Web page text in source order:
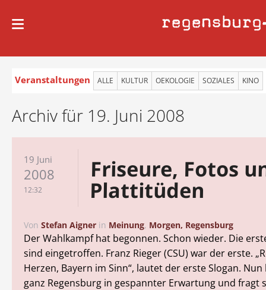
regensburg
Veranstaltungen ALLE KULTUR OEKOLOGIE SOZIALES KINO
Archiv für 19. Juni 2008
19 Juni
2008
12:32
Friseure, Fotos
Plattitüden
Von Stefan Aigner in Meinung, Morgen, Regensburg
Der Wahlkampf hat begonnen. Schon wieder. Die
sind eingetroffen. Franz Rieger (CSU) war der erste.
Herzen, Bayern im Sinn“, lautet der erste Slogan.
ganz Regensburg in gespannter Erwartung und fragt